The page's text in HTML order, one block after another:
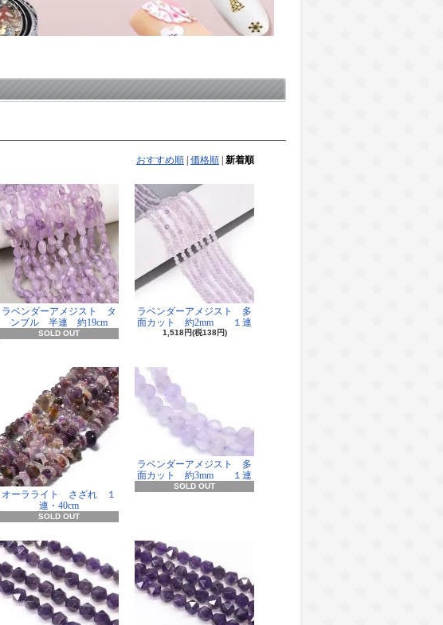
おすすめ順 価格順 新着順
ラベンダーアメジスト タ
ンブル 半連 約19cm
SOLD OUT
ラベンダーアメジスト 多
面カット 約2mm １連
1,518円(税138円)
オーラライト さざれ １
連・40cm
SOLD OUT
ラベンダーアメジスト 多
面カット 約3mm １連
SOLD OUT